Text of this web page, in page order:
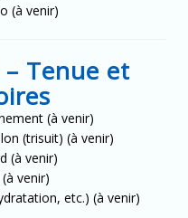
(à venir)
Tenue et
(à venir)
(trisuit) (à venir)
(à venir)
venir)
etc.) (à venir)